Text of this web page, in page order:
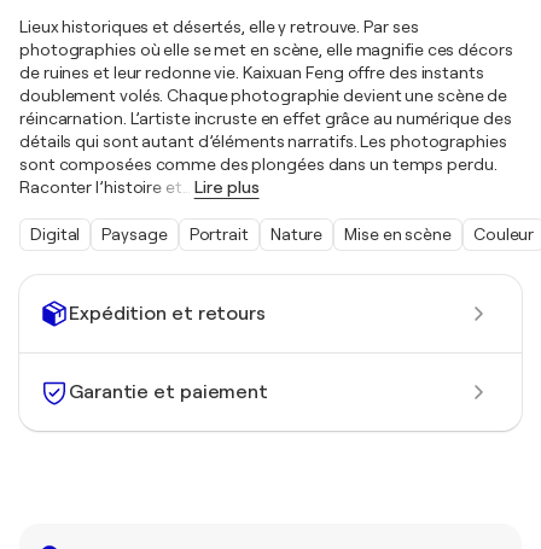
Expédition et retours
Garantie et paiement
Lieux historiques et désertés, elle y retrouve. Par ses
photographies où elle se met en scène, elle magnifie ces décors
de ruines et leur redonne vie. Kaixuan Feng offre des instants
doublement volés. Chaque photographie devient une scène de
réincarnation. L’artiste incruste en effet grâce au numérique des
détails qui sont autant d’éléments narratifs. Les photographies
sont composées comme des plongées dans un temps perdu.
Raconter l’histoire et
Lire plus
Digital Paysage Portrait Nature Mise en scène Couleur